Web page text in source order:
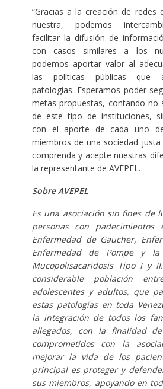
“Gracias a la creación de redes
nuestra, podemos
facilitar la difusión de
con casos similares a los
podemos aportar valor al
las políticas públicas que
patologías. Esperamos poder
metas propuestas, contando no
de este tipo de instituciones,
con el aporte de cada uno
miembros de una sociedad
comprenda y acepte nuestras
la representante de AVEPEL.
Sobre AVEPEL
Es una asociación sin fines de
personas con padecimientos
Enfermedad de Gaucher,
Enfermedad de Pompe y la
Mucopolisacaridosis Tipo I y
considerable población
adolescentes y adultos, que
estas patologías en toda
la integración de todos los
allegados, con la finalidad
comprometidos con la
mejorar la vida de los
principal es proteger y
sus miembros, apoyando en